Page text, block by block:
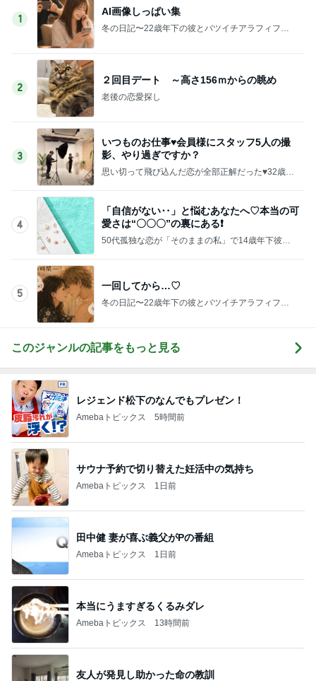
1
AI画像しっぱい集
冬の日記〜22歳年下の彼とバツイチアラフィフ
2
２回目デート ～高さ156ｍからの眺め
老後の恋愛探し
3
いつものお仕事♥会員様にスタッフ5人の撮
影、やり過ぎですか？
思い切って飛び込んだ恋が全部正解だった♥32歳差
4
「自信がない‥」と悩むあなたへ♡本当の可
愛さは“〇〇〇”の裏にある❗️
50代孤独な恋が「そのままの私」で14歳年下彼か
5
一回してから…♡
冬の日記〜22歳年下の彼とバツイチアラフィフ
このジャンルの記事をもっと見る
レジェンド松下のなんでもプレゼン！
Amebaトピックス 5時間前
サウナ予約で切り替えた妊活中の気持ち
Amebaトピックス 1日前
田中健 妻が喜ぶ義父がPの番組
Amebaトピックス 1日前
本当にうますぎるくるみダレ
Amebaトピックス 13時間前
友人が発見し助かった命の教訓